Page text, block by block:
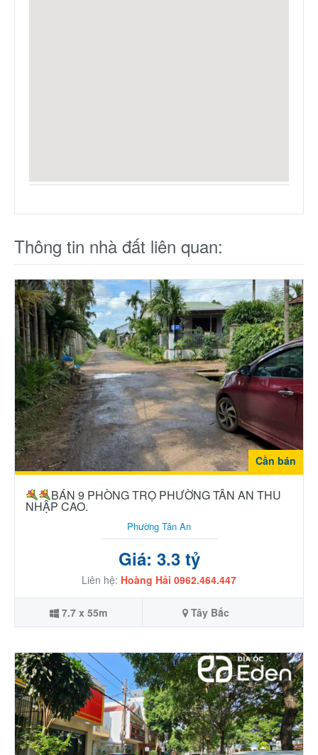
Thông tin nhà đất liên quan:
Cần bán
BÁN 9 PHÒNG TRỌ PHƯỜNG TÂN AN THU
NHẬP CAO.
Phường Tân An
Giá: 3.3 tỷ
Liên hệ: Hoàng Hải 0962.464.447
7.7 x 55m Tây Bắc